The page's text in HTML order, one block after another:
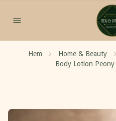
Hem Home & Beauty
Body Lotion Peony